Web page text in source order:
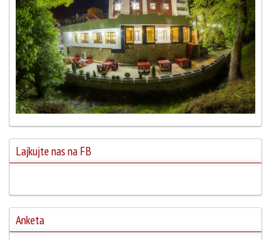
Lajkujte nas na FB
Anketa